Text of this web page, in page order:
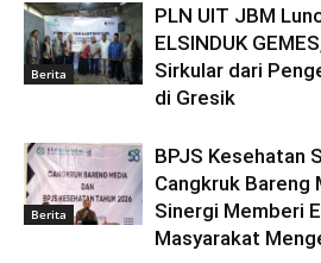
Berita
PLN UIT JBM
ELSINDUK
Sirkular dari
di Gresik
Berita
BPJS Kesehatan
Cangkruk Bareng
Sinergi Memberi
Masyarakat